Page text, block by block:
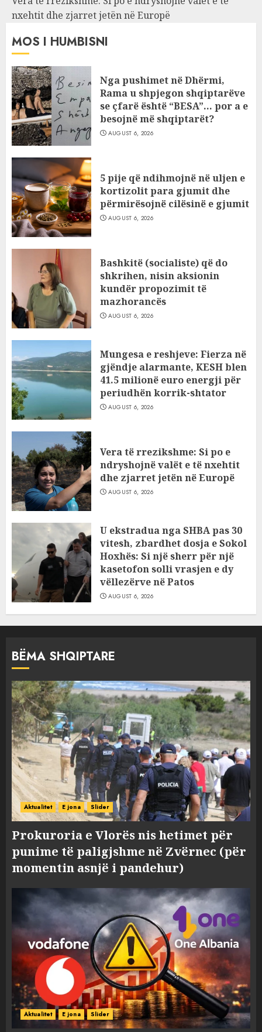
nxehtit dhe zjarret jetën në Europë
MOS I HUMBISNI
Nga pushimet në Dhërmi,
Rama u shpjegon shqiptarëve
se çfarë është “BESA”… por a e
besojnë më shqiptarët?
AUGUST 6, 2026
5 pije që ndihmojnë në uljen e
kortizolit para gjumit dhe
përmirësojnë cilësinë e gjumit
AUGUST 6, 2026
Bashkitë (socialiste) që do
shkrihen, nisin aksionin
kundër propozimit të
mazhorancës
AUGUST 6, 2026
Mungesa e reshjeve: Fierza në
gjëndje alarmante, KESH blen
41.5 milionë euro energji për
periudhën korrik-shtator
AUGUST 6, 2026
Vera të rrezikshme: Si po e
ndryshojnë valët e të nxehtit
dhe zjarret jetën në Europë
AUGUST 6, 2026
U ekstradua nga SHBA pas 30
vitesh, zbardhet dosja e Sokol
Hoxhës: Si një sherr për një
kasetofon solli vrasjen e dy
vëllezërve në Patos
AUGUST 6, 2026
BËMA SHQIPTARE
Aktualitet E jona Slider
Prokuroria e Vlorës nis hetimet për
punime të paligjshme në Zvërnec (për
momentin asnjë i pandehur)
Aktualitet E jona Slider